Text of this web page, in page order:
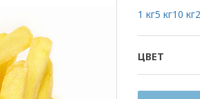
1 кг5 кг10 кг
ЦВЕТ